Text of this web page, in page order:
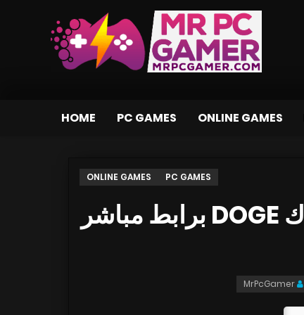
HOME PC GAMES ONLINE GAMES
ONLINE GAMES PC GAMES
تحميل لعبة Rabbit Story بكراك DOGE برابط مباشر
MrPcGamer